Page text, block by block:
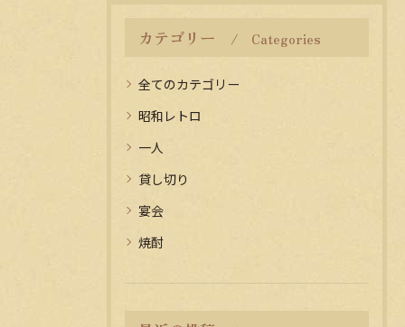
カテゴリー Categories
全てのカテゴリー
昭和レトロ
一人
貸し切り
宴会
焼酎